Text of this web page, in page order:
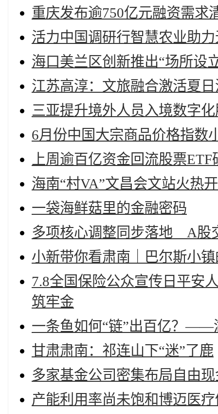
重庆发布逾750亿元融资需求
活力中国调研行智慧农业助
海口美兰区创新推出“场所设
江苏高淳：文旅融合激活夏
三亚提升境外人员入境数字
6月份中国大宗商品价格指数
上周逾百亿资金回流股票
海南“村VA”文昌会文站火热
一袋海鲜菇里的金融密码
多项核心调整同步落地 A股
小新带你看肃南｜巴尔斯小镇
7.8全国保险公众宣传日平安
筑牢金
一条鱼如何“链”出百亿？——
甘肃肃南：祁连山下“迷”了鹿
多家基金公司密集布局自由
产能利用率尚未饱和博迈医